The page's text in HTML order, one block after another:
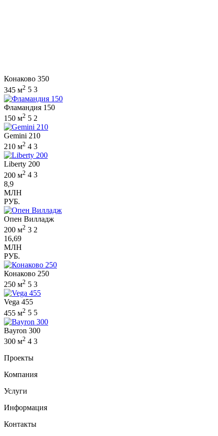
Конаково 350
345 м2 5 3
Фламандия 150
150 м2 5 2
Gemini 210
210 м2 4 3
Liberty 200
200 м2 4 3
8,9
МЛН
РУБ.
Опен Вилладж
200 м2 3 2
16,69
МЛН
РУБ.
Конаково 250
250 м2 5 3
Vega 455
455 м2 5 5
Bayron 300
300 м2 4 3
Проекты
Компания
Услуги
Информация
Контакты